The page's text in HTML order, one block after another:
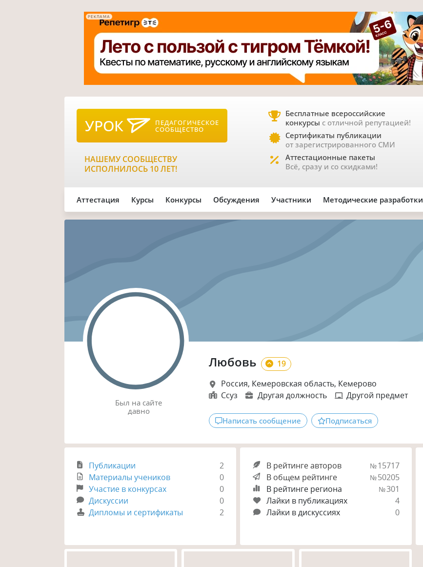
РЕКЛАМА
УРОК ПЕДАГОГИЧЕСКОЕ
СООБЩЕСТВО
НАШЕМУ СООБЩЕСТВУ
ИСПОЛНИЛОСЬ 10 ЛЕТ!
Бесплатные всероссийские
конкурсы с отличной репутацией!
Сертификаты публикации
от зарегистрированного СМИ
Аттестационные пакеты
Всё, сразу и со скидками!
Аттестация Курсы Конкурсы Обсуждения Участники Методические разработки
Был на сайте
давно
Любовь
19
Россия, Кемеровская область, Кемерово
Ссуз
Другая должность Другой предмет
Написать сообщение Подписаться
Публикации
2
Материалы учеников
0
Участие в конкурсах
0
Дискуссии
0
Дипломы и сертификаты
2
В рейтинге авторов №15717
В общем рейтинге
№50205
В рейтинге региона
№301
Лайки в публикациях
4
Лайки в дискуссиях
0